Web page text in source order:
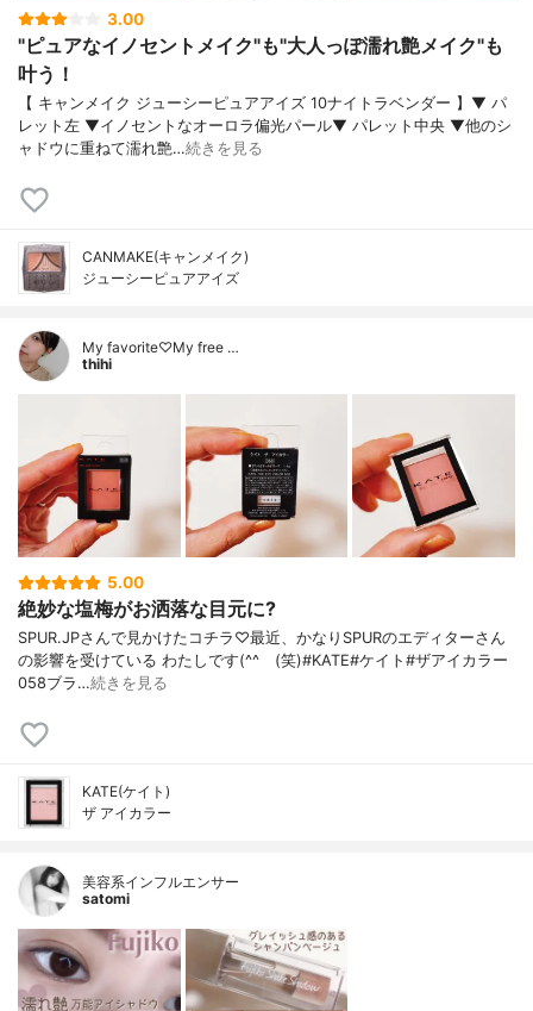
3.00
"ピュアなイノセントメイク"も"大人っぽ濡れ艶メイク"も
叶う！
【 キャンメイク ジューシーピュアアイズ 10ナイトラベンダー 】▼ パ
レット左 ▼イノセントなオーロラ偏光パール▼ パレット中央 ▼他のシ
ャドウに重ねて濡れ艶…続きを見る
CANMAKE(キャンメイク)
ジューシーピュアアイズ
My favorite♡My free …
thihi
5.00
絶妙な塩梅がお洒落な目元に?
SPUR.JPさんで見かけたコチラ♡最近、かなりSPURのエディターさん
の影響を受けている わたしです(^^ゞ(笑)#KATE#ケイト#ザアイカラー
058ブラ…続きを見る
KATE(ケイト)
ザ アイカラー
美容系インフルエンサー
satomi